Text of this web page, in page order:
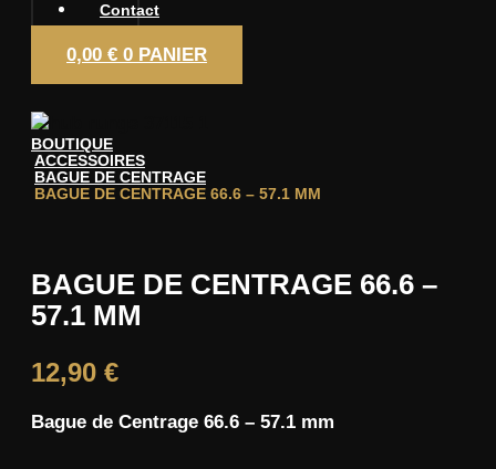
Contact
0,00 € 0 PANIER
BOUTIQUE
ACCESSOIRES
BAGUE DE CENTRAGE
BAGUE DE CENTRAGE 66.6 – 57.1 MM
BAGUE DE CENTRAGE 66.6 –
57.1 MM
12,90 €
Bague de Centrage 66.6 – 57.1 mm